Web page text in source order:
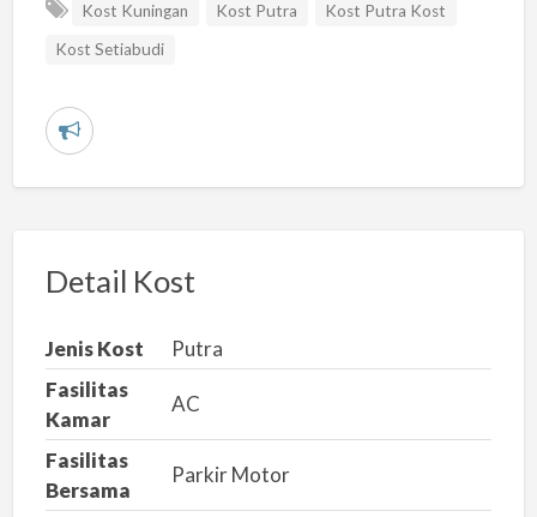
Kost Kuningan Kost Putra
Kost Putra Kost
Kost Setiabudi
L
r
n
m
a
s
a
Detail Kost
Jenis Kost
Putra
Fasilitas
Kamar
AC
Fasilitas
Bersama
Parkir Motor